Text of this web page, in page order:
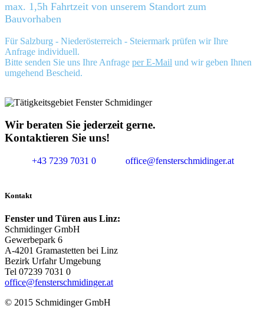
max. 1,5h Fahrtzeit von unserem Standort zum
Bauvorhaben
Für Salzburg - Niederösterreich - Steiermark prüfen wir Ihre
Anfrage individuell.
Bitte senden Sie uns Ihre Anfrage per E-Mail und wir geben Ihnen
umgehend Bescheid.
Wir beraten Sie jederzeit gerne.
Kontaktieren Sie uns!
+43 7239 7031 0 office@fensterschmidinger.at
Kontakt
Fenster und Türen aus Linz:
Schmidinger GmbH
Gewerbepark 6
A-4201 Gramastetten bei Linz
Bezirk Urfahr Umgebung
Tel 07239 7031 0
office@fensterschmidinger.at
© 2015 Schmidinger GmbH